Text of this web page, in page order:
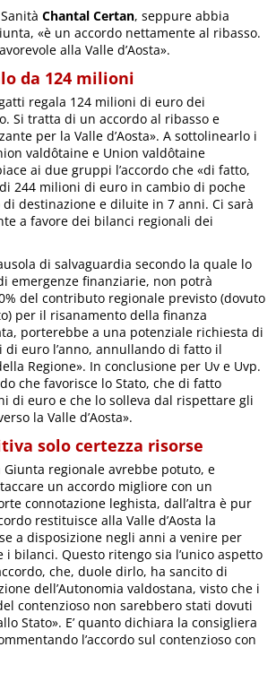
Chantal Certan, seppure abbia
«è un accordo nettamente al ribasso.
alla Valle d’Aosta».
da 124 milioni
regala 124 milioni di euro dei
Si tratta di un accordo al ribasso e
per la Valle d’Aosta». A sottolinearlo i
valdôtaine e Union valdôtaine
ai due gruppi l’accordo che «di fatto,
244 milioni di euro in cambio di poche
destinazione e diluite in 7 anni. Ci sarà
a favore dei bilanci regionali dei
di salvaguardia secondo la quale lo
emergenze finanziarie, non potrà
del contributo regionale previsto (dovuto
per il risanamento della finanza
porterebbe a una potenziale richiesta di
euro l’anno, annullando di fatto il
Regione». In conclusione per Uv e Uvp.
che favorisce lo Stato, che di fatto
di euro e che lo solleva dal rispettare gli
la Valle d’Aosta».
solo certezza risorse
Giunta regionale avrebbe potuto, e
un accordo migliore con un
connotazione leghista, dall’altra è pur
restituisce alla Valle d’Aosta la
a disposizione negli anni a venire per
bilanci. Questo ritengo sia l’unico aspetto
che, duole dirlo, ha sancito di
dell’Autonomia valdostana, visto che i
contenzioso non sarebbero stati dovuti
Stato». E’ quanto dichiara la consigliera
l’accordo sul contenzioso con